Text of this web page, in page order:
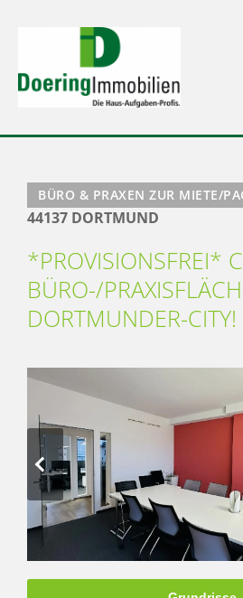
BÜRO & PRAXEN ZUR MIETE/
44137 DORTMUND
*PROVISIONSFREI*
BÜRO-/
DORTMUNDER-CITY!